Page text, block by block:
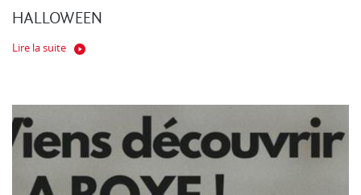
HALLOWEEN
Lire la suite